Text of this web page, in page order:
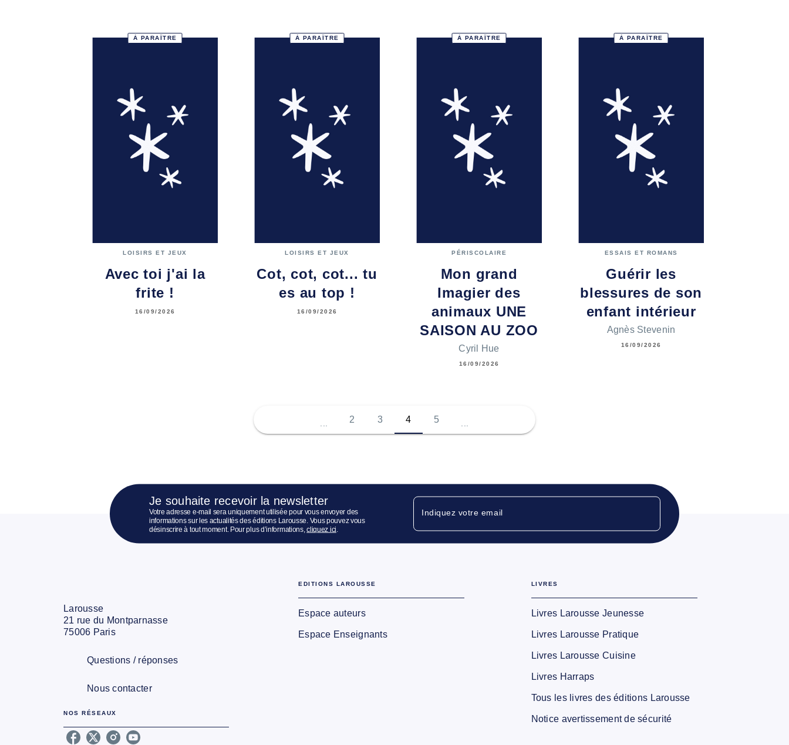
À PARAÎTRE
LOISIRS ET JEUX
Avec toi j'ai la
frite !
16/09/2026
À PARAÎTRE
LOISIRS ET JEUX
Cot, cot, cot... tu
es au top !
16/09/2026
À PARAÎTRE
PÉRISCOLAIRE
Mon grand
Imagier des
animaux UNE
SAISON AU ZOO
Cyril Hue
16/09/2026
À PARAÎTRE
ESSAIS ET ROMANS
Guérir les
blessures de son
enfant intérieur
Agnès Stevenin
16/09/2026
2 3 4 5
Je souhaite recevoir la newsletter
Votre adresse e-mail sera uniquement utilisée pour vous envoyer des
informations sur les actualités des éditions Larousse. Vous pouvez vous
désinscrire à tout moment. Pour plus d’informations,cliquez ici
Indiquez votre email
Larousse
21 rue du Montparnasse
75006 Paris
Questions / réponses
Nous contacter
NOS RÉSEAUX
EDITIONS LAROUSSE
Espace auteurs
Espace Enseignants
LIVRES
Livres Larousse Jeunesse
Livres Larousse Pratique
Livres Larousse Cuisine
Livres Harraps
Tous les livres des éditions Larousse
Notice avertissement de sécurité